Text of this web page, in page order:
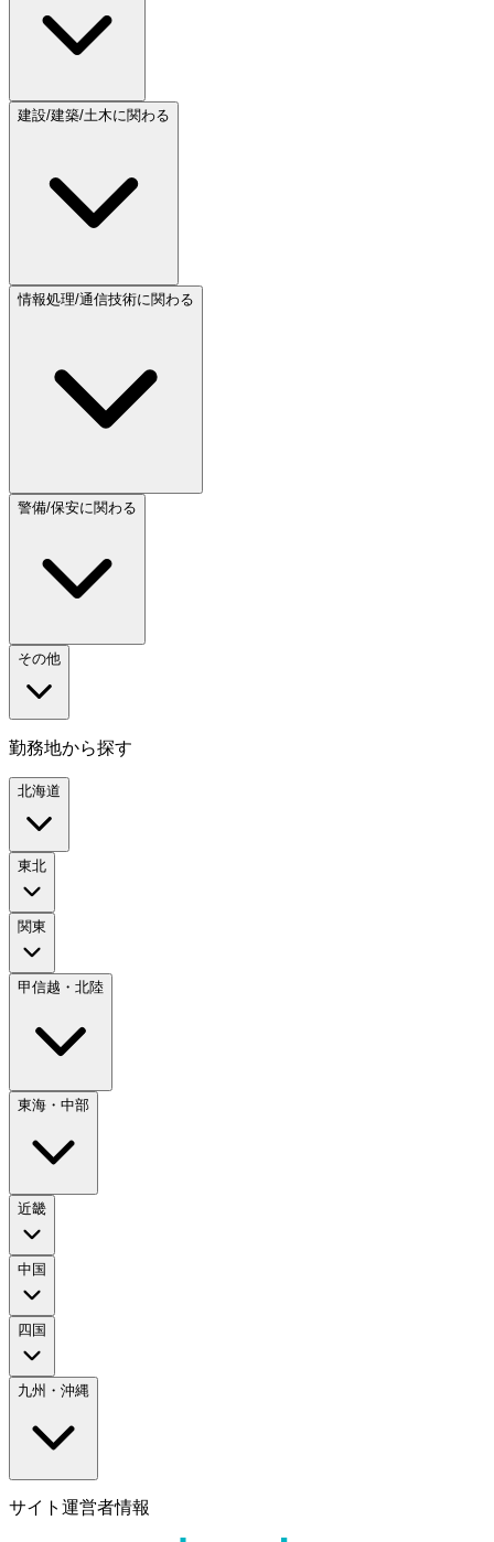
建設/建築/土木に関わる
情報処理/通信技術に関わる
警備/保安に関わる
その他
勤務地から探す
北海道
東北
関東
甲信越・北陸
東海・中部
近畿
中国
四国
九州・沖縄
サイト運営者情報